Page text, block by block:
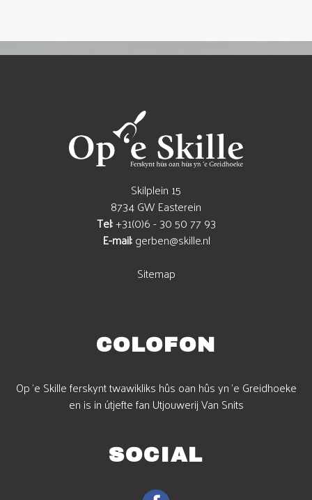
Skilplein 15
8734 GW Easterein
Tel:+31(0)6 - 30 50 77 93
E-mail:gerben@skille.nl
Sitemap
COLOFON
Op 'e Skille ferskynt twawikliks hûs oan hûs yn 'e Greidhoeke
en is in útjefte fan Utjouwerij Van Snits
SOCIAL